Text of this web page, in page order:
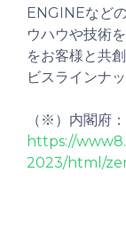
ENGINEなど
ウハウや技術
をお客様と共
ビスラインナ
（※）内閣府
https://
2023/html/